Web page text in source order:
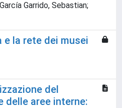
Garrido, Sebastian;
e la rete dei musei
del
delle aree interne: